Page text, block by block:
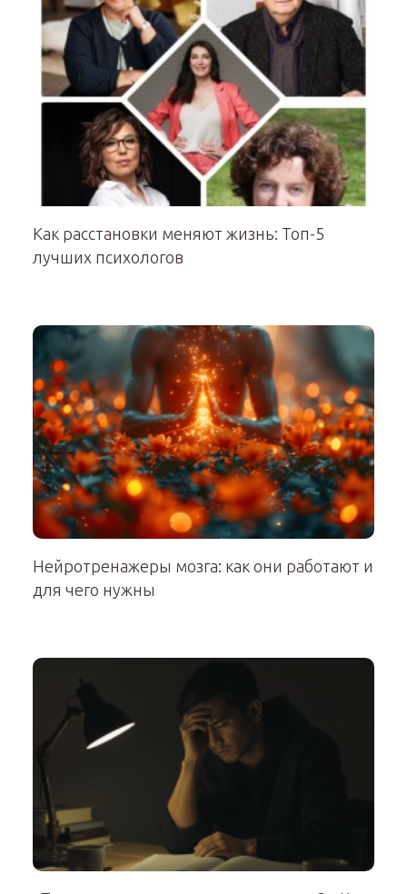
Как расстановки меняют жизнь: Топ-5
лучших психологов
Нейротренажеры мозга: как они работают и
для чего нужны